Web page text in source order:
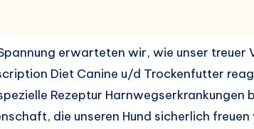
erwarteten wir, wie unser treuer
Diet Canine u/d Trockenfutter
Rezeptur Harnwegserkrankungen
die unseren Hund sicherlich